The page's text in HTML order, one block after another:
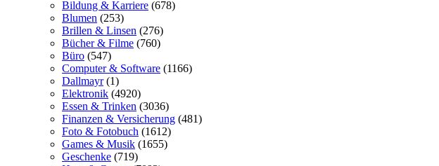
Bildung & Karriere (678)
Blumen (253)
Brillen & Linsen (276)
Bücher & Filme (760)
Büro (547)
Computer & Software (1166)
Dallmayr (1)
Elektronik (4920)
Essen & Trinken (3036)
Finanzen & Versicherung (481)
Foto & Fotobuch (1612)
Games & Musik (1655)
Geschenke (719)